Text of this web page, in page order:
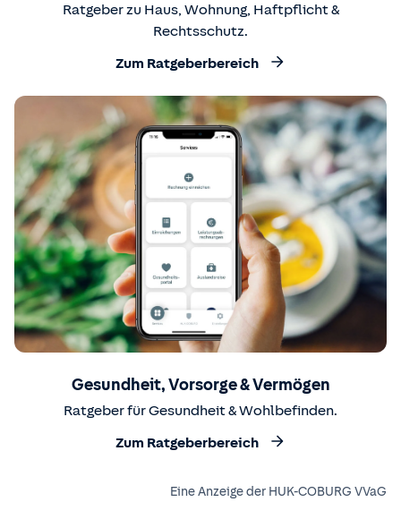
Ratgeber zu Haus, Wohnung, Haftpflicht &
Rechtsschutz.
Zum Ratgeberbereich
Gesundheit, Vorsorge & Vermögen
Ratgeber für Gesundheit & Wohlbefinden.
Zum Ratgeberbereich
Eine Anzeige der HUK-COBURG VVaG